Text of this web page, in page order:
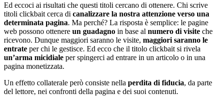
Ed eccoci ai risultati che questi titoli cercano di ottenere. Chi scrive
titoli clickbait cerca di canalizzare la nostra attenzione verso una
determinata pagina. Ma perché? La risposta è semplice: le pagine
web possono ottenere un guadagno in base al numero di visite che
ricevono. Dunque maggiori saranno le visite, maggiori saranno le
entrate per chi le gestisce. Ed ecco che il titolo clickbait si rivela
un’arma micidiale per spingerci ad entrare in un articolo o in una
pagina monetizzata.
Un effetto collaterale però consiste nella perdita di fiducia, da parte
del lettore, nei confronti della pagina e dei suoi contenuti.